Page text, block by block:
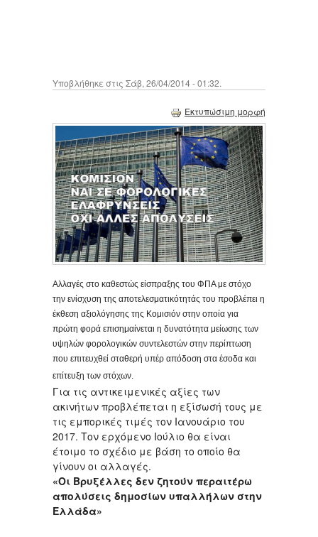
Υποβλήθηκε στις Σάβ, 26/04/2014 - 01:32.
Εκτυπώσιμη μορφή
Αλλαγές στο καθεστώς είσπραξης του ΦΠΑ με στόχο
την ενίσχυση της αποτελεσματικότητάς του προβλέπει η
έκθεση αξιολόγησης της Κομισιόν στην οποία για
πρώτη φορά επισημαίνεται η δυνατότητα μείωσης των
υψηλών φορολογικών συντελεστών στην περίπτωση
που επιτευχθεί σταθερή υπέρ απόδοση στα έσοδα και
επίτευξη των στόχων.
Για τις αντικειμενικές αξίες των
ακινήτων προβλέπεται η εξίσωσή τους με
τις εμπορικές τιμές τον Ιανουάριο του
2017. Τον ερχόμενο Ιούλιο θα είναι
έτοιμο το σχέδιο με βάση το οποίο θα
γίνουν οι αλλαγές.
«Οι Βρυξέλλες δεν ζητούν περαιτέρω
απολύσεις δημοσίων υπαλλήλων στην
Ελλάδα»